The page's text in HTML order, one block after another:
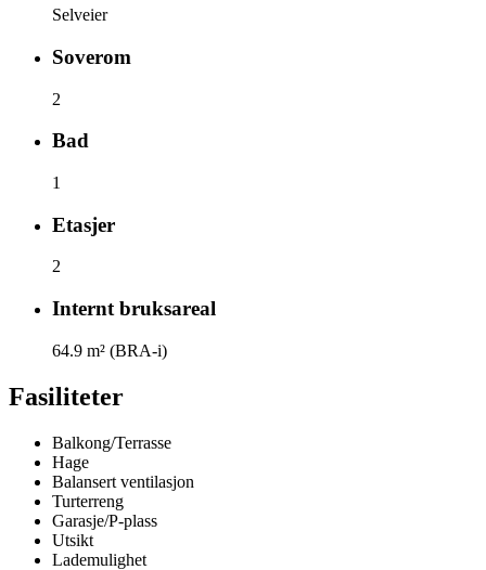
Selveier
Soverom
2
Bad
1
Etasjer
2
Internt bruksareal
64.9 m² (BRA-i)
Fasiliteter
Balkong/Terrasse
Hage
Balansert ventilasjon
Turterreng
Garasje/P-plass
Utsikt
Lademulighet